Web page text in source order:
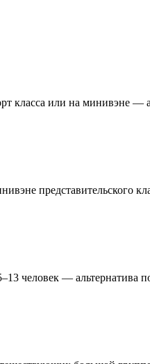
класса или на минивэне —
представительского
человек — альтернатива